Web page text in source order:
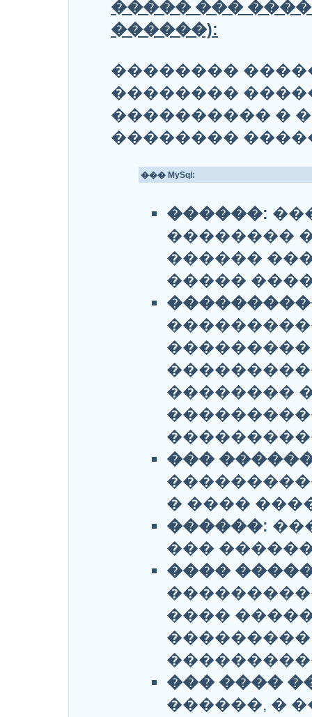
����� ���
������):
��������
��������
���������� �
��������
��� MySql:
������:
��������
������
�����
��������
���
� ����
������:
���
����
����
��� ����
������, �